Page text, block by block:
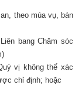
theo mùa vụ, bán
bang Chăm sóc
vị không thể xác
chỉ định; hoặc